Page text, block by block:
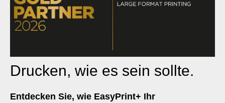
Drucken, wie es sein sollte.
Entdecken Sie, wie EasyPrint+ Ihr